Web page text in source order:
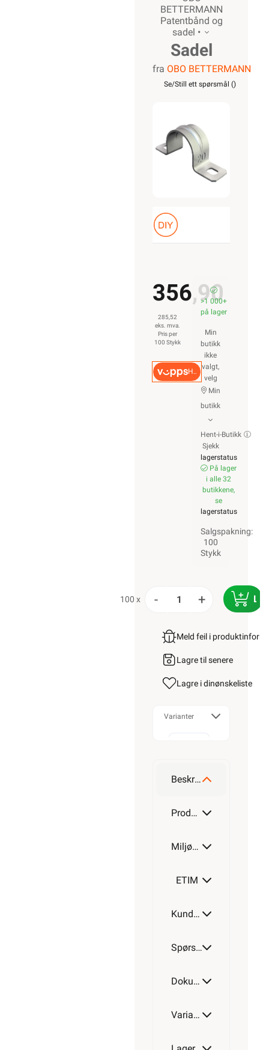
BETTERMANN
Patentbånd og
sadel •
Sadel
16mm
fra OBO BETTERMANN
Se/Still ett spørsmål ()
356,90
285,52
eks. mva.
Pris per
100 Stykk
Hurtigkasse
>1 000+
på lager
Min
butikk
ikke
valgt,
velg
Min
butikk
Hent-i-Butikk
Sjekk
lagerstatus
På lager
i alle 32
butikkene,
se
lagerstatus
Salgspakning:
100
Stykk
100 x - +
Meld feil i
Lagre til senere
Lagre i dinønskeliste
Varianter
Beskrivelse
Produktdetaljer
Miljøparametere
ETIM
Kundeomtale
Spørsmål og svar
Dokumentasjon
Varianter av artikkel